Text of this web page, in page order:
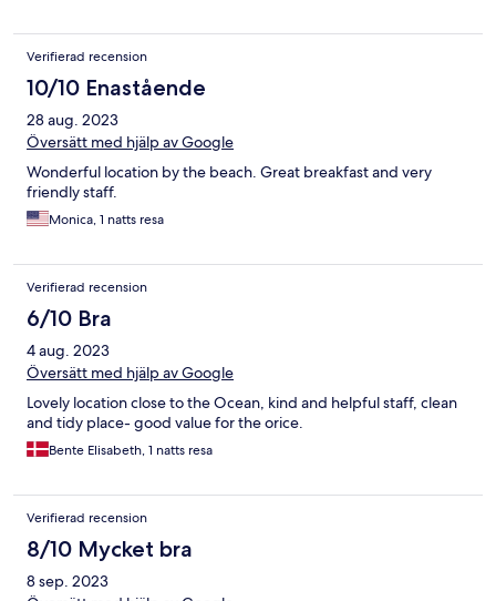
Verifierad recension
10/10 Enastående
28 aug. 2023
Översätt med hjälp av Google
Wonderful location by the beach. Great breakfast and very
friendly staff.
Monica, 1 natts resa
Verifierad recension
6/10 Bra
4 aug. 2023
Översätt med hjälp av Google
Lovely location close to the Ocean, kind and helpful staff, clean
and tidy place- good value for the orice.
Bente Elisabeth, 1 natts resa
Verifierad recension
8/10 Mycket bra
8 sep. 2023